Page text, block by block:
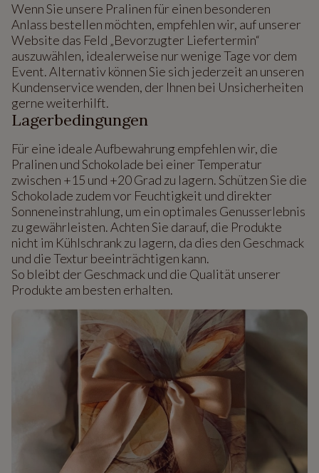
Wenn Sie unsere Pralinen für einen besonderen
Anlass bestellen möchten, empfehlen wir, auf unserer
Website das Feld „Bevorzugter Liefertermin“
auszuwählen, idealerweise nur wenige Tage vor dem
Event. Alternativ können Sie sich jederzeit an unseren
Kundenservice wenden, der Ihnen bei Unsicherheiten
gerne weiterhilft.
Lagerbedingungen
Für eine ideale Aufbewahrung empfehlen wir, die
Pralinen und Schokolade bei einer Temperatur
zwischen +15 und +20 Grad zu lagern. Schützen Sie die
Schokolade zudem vor Feuchtigkeit und direkter
Sonneneinstrahlung, um ein optimales Genusserlebnis
zu gewährleisten. Achten Sie darauf, die Produkte
nicht im Kühlschrank zu lagern, da dies den Geschmack
und die Textur beeinträchtigen kann.
So bleibt der Geschmack und die Qualität unserer
Produkte am besten erhalten.